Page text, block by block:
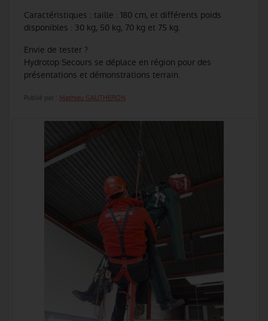
Caractéristiques : taille : 180 cm, et différents poids
disponibles : 30 kg, 50 kg, 70 kg et 75 kg.
Envie de tester ?
Hydrotop Secours se déplace en région pour des
présentations et démonstrations terrain.
Publié par : Mathieu GAUTHERON